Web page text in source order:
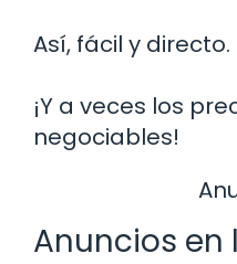
Así, fácil y directo.
¡Y a veces los
negociables!
Anuncios en